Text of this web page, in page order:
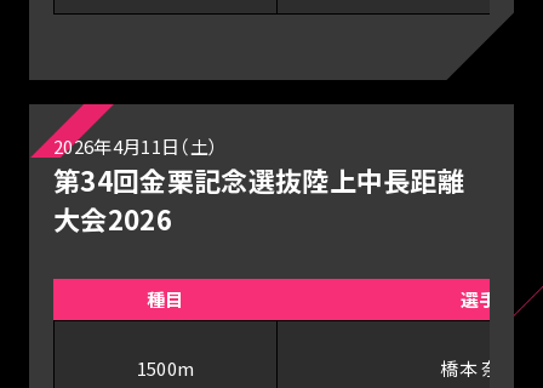
2026年4月11日（土）
第34回金栗記念選抜陸上中長距離
大会2026
種目 選手
1500m 橋本 奈津